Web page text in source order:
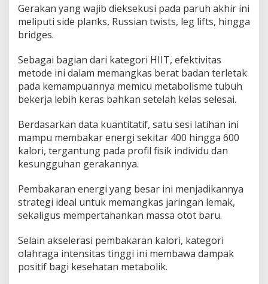
Gerakan yang wajib dieksekusi pada paruh akhir ini
meliputi side planks, Russian twists, leg lifts, hingga
bridges.
Sebagai bagian dari kategori HIIT, efektivitas
metode ini dalam memangkas berat badan terletak
pada kemampuannya memicu metabolisme tubuh
bekerja lebih keras bahkan setelah kelas selesai.
Berdasarkan data kuantitatif, satu sesi latihan ini
mampu membakar energi sekitar 400 hingga 600
kalori, tergantung pada profil fisik individu dan
kesungguhan gerakannya.
Pembakaran energi yang besar ini menjadikannya
strategi ideal untuk memangkas jaringan lemak,
sekaligus mempertahankan massa otot baru.
Selain akselerasi pembakaran kalori, kategori
olahraga intensitas tinggi ini membawa dampak
positif bagi kesehatan metabolik.